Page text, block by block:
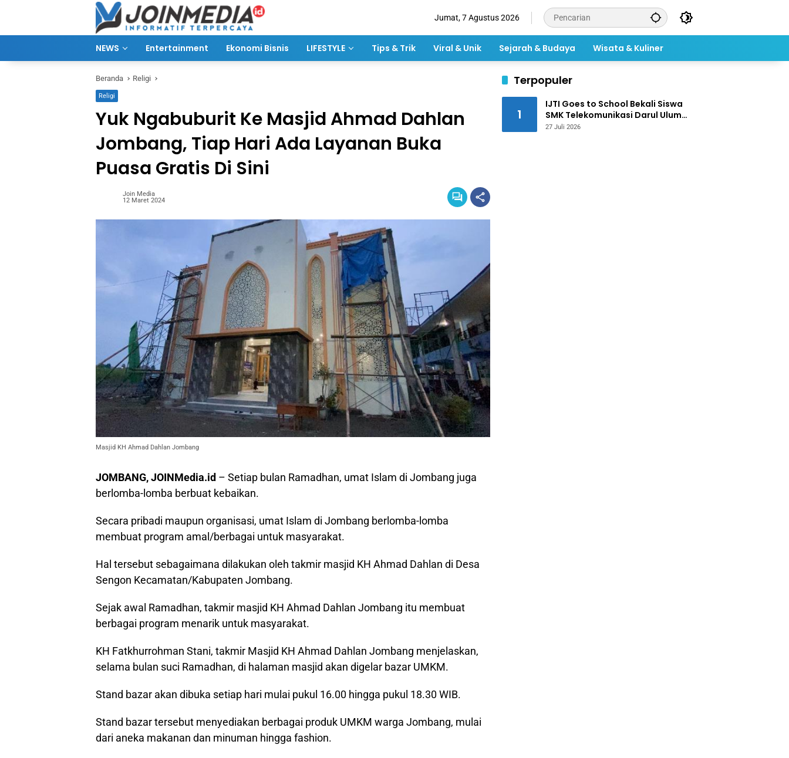
Jumat, 7 Agustus 2026
NEWS Entertainment Ekonomi Bisnis LIFESTYLE Tips & Trik Viral & Unik Sejarah & Budaya Wisata & Kuliner
Beranda Religi
Religi
Yuk Ngabuburit Ke Masjid Ahmad Dahlan
Jombang, Tiap Hari Ada Layanan Buka
Puasa Gratis Di Sini
Join Media
12 Maret 2024
Masjid KH Ahmad Dahlan Jombang
JOMBANG, JOINMedia.id – Setiap bulan Ramadhan, umat Islam di Jombang juga
berlomba-lomba berbuat kebaikan.
Secara pribadi maupun organisasi, umat Islam di Jombang berlomba-lomba
membuat program amal/berbagai untuk masyarakat.
Hal tersebut sebagaimana dilakukan oleh takmir masjid KH Ahmad Dahlan di Desa
Sengon Kecamatan/Kabupaten Jombang.
Sejak awal Ramadhan, takmir masjid KH Ahmad Dahlan Jombang itu membuat
berbagai program menarik untuk masyarakat.
KH Fatkhurrohman Stani, takmir Masjid KH Ahmad Dahlan Jombang menjelaskan,
selama bulan suci Ramadhan, di halaman masjid akan digelar bazar UMKM.
Stand bazar akan dibuka setiap hari mulai pukul 16.00 hingga pukul 18.30 WIB.
Stand bazar tersebut menyediakan berbagai produk UMKM warga Jombang, mulai
dari aneka makanan dan minuman hingga fashion.
Terpopuler
1
IJTI Goes to School Bekali Siswa
SMK Telekomunikasi Darul Ulum
Jombang Kuasai Jurnalistik
27 Juli 2026